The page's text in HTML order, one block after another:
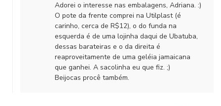
Adorei o interesse nas embalagens, Adriana. :)
O pote da frente comprei na Utilplast (é
carinho, cerca de R$12), o do funda na
esquerda é de uma lojinha daqui de Ubatuba,
dessas barateiras e o da direita é
reaproveitamente de uma geléia jamaicana
que ganhei. A sacolinha eu que fiz. ;)
Beijocas procê também.